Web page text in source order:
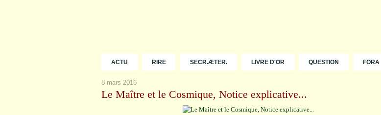
ACTU RIRE SECR.ÆTER. LIVRE D'OR QUESTION FORA
8 mars 2016
Le Maître et le Cosmique, Notice explicative...